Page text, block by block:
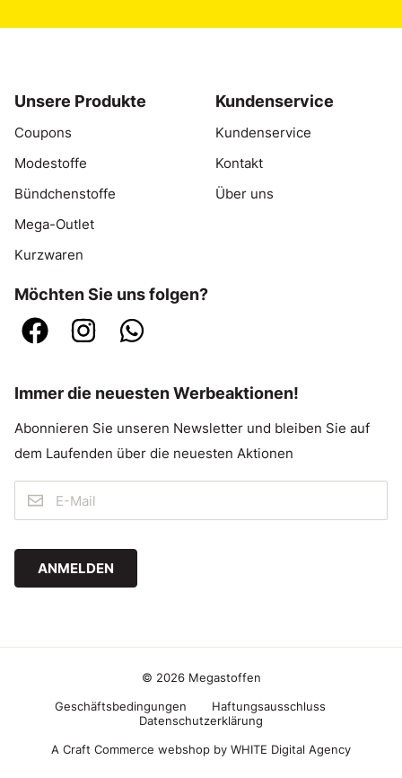
Unsere Produkte
Coupons
Modestoffe
Bündchenstoffe
Mega-Outlet
Kurzwaren
Kundenservice
Kundenservice
Kontakt
Über uns
Möchten Sie uns folgen?
Immer die neuesten Werbeaktionen!
Abonnieren Sie unseren Newsletter und bleiben Sie auf
dem Laufenden über die neuesten Aktionen
ANMELDEN
© 2026 Megastoffen
A Craft Commerce webshop by WHITE Digital Agency
Geschäftsbedingungen
Haftungsausschluss
Datenschutzerklärung